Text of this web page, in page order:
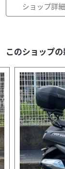
ショップ詳
このショップ